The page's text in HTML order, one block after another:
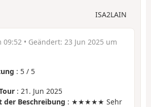
ISA2LAIN
09:52 • Geändert: 23 Jun 2025 um
: 5 / 5
: 21. Jun 2025
der Beschreibung : ★★★★★ Sehr